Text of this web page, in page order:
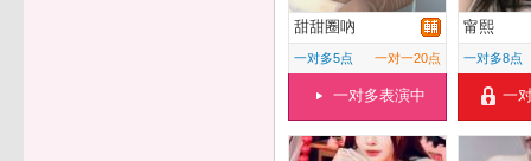
甜甜圈吶
一对多5点 一对一20点
一对多表演中
甯熙
一对多8点
一